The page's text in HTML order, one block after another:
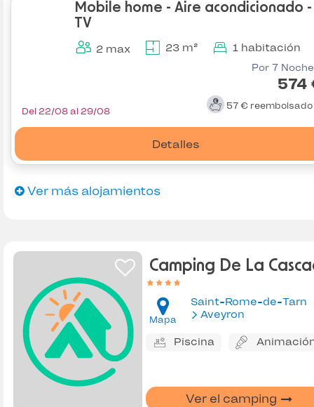
Mobile home - Aire acondicionado -
TV
2 max 23 m² 1 habitación
Por 7
574
57 € reembolsado
Detalles
Del 22/08 al 29/08
Ver más alojamientos
Camping De La
Mapa
Saint-Rome-de-Tarn
Aveyron
Piscina
Ver el camping